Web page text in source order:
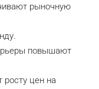
рыночную
повышают
цен на